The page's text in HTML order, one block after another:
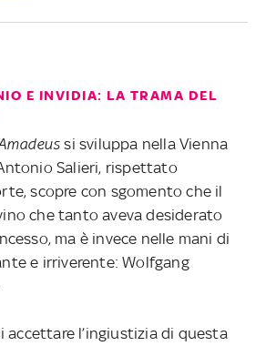
E INVIDIA: LA TRAMA DEL
si sviluppa nella Vienna
Salieri, rispettato
scopre con sgomento che il
che tanto aveva desiderato
ma è invece nelle mani di
e irriverente: Wolfgang
accettare l’ingiustizia di questa